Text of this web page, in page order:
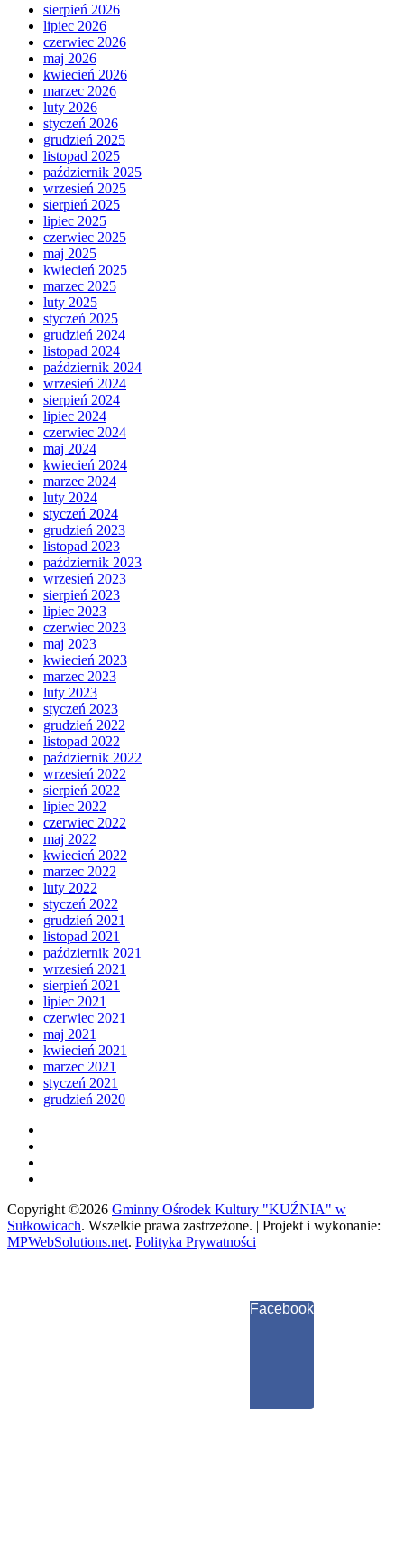
sierpień 2026
lipiec 2026
czerwiec 2026
maj 2026
kwiecień 2026
marzec 2026
luty 2026
styczeń 2026
grudzień 2025
listopad 2025
październik 2025
wrzesień 2025
sierpień 2025
lipiec 2025
czerwiec 2025
maj 2025
kwiecień 2025
marzec 2025
luty 2025
styczeń 2025
grudzień 2024
listopad 2024
październik 2024
wrzesień 2024
sierpień 2024
lipiec 2024
czerwiec 2024
maj 2024
kwiecień 2024
marzec 2024
luty 2024
styczeń 2024
grudzień 2023
listopad 2023
październik 2023
wrzesień 2023
sierpień 2023
lipiec 2023
czerwiec 2023
maj 2023
kwiecień 2023
marzec 2023
luty 2023
styczeń 2023
grudzień 2022
listopad 2022
październik 2022
wrzesień 2022
sierpień 2022
lipiec 2022
czerwiec 2022
maj 2022
kwiecień 2022
marzec 2022
luty 2022
styczeń 2022
grudzień 2021
listopad 2021
październik 2021
wrzesień 2021
sierpień 2021
lipiec 2021
czerwiec 2021
maj 2021
kwiecień 2021
marzec 2021
styczeń 2021
grudzień 2020
Copyright ©2026 Gminny Ośrodek Kultury "KUŹNIA" w
Sułkowicach. Wszelkie prawa zastrzeżone. | Projekt i wykonanie:
MPWebSolutions.net. Polityka Prywatności
Facebook